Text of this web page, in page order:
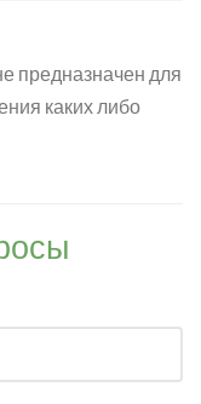
предназначен для
каких либо